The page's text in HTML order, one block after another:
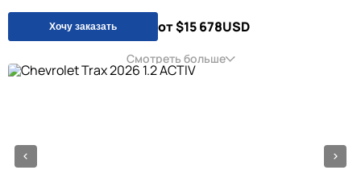
Хочу заказать от $15 678USD
Смотреть больше